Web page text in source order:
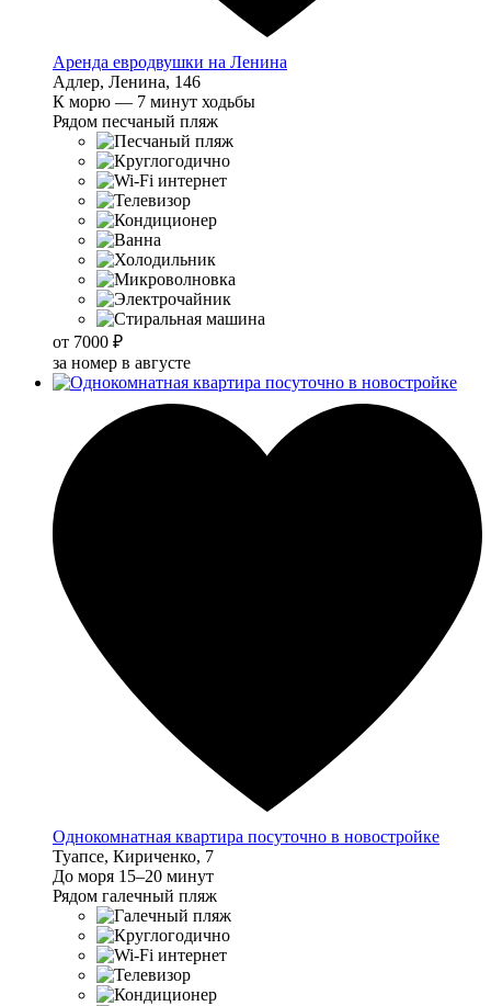
Аренда евродвушки на Ленина
Адлер, Ленина, 146
К морю — 7 минут ходьбы
Рядом песчаный пляж
от 7000 ₽
за номер в августе
Однокомнатная квартира посуточно в новостройке
Туапсе, Кириченко, 7
До моря 15–20 минут
Рядом галечный пляж